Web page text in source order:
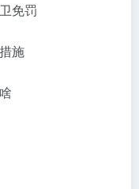
免罚
施